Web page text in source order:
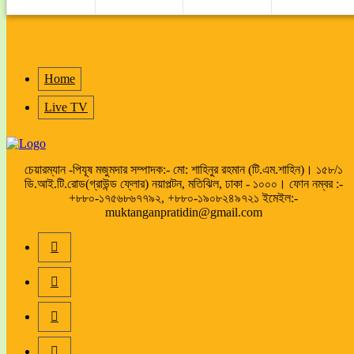
Home
Live TV
চেয়ারম্যান -পিযূষ মজুমদার সম্পাদক:- মো: শাহিনুর রহমান (টি.এম.শাহিন)। ১৫৮/১
ডি.আই.টি.রোড(গ্রাউন্ড ফ্লোর) নয়াপল্টন, মতিঝিল, ঢাকা - ১০০০। ফোন নম্বর :-
+৮৮০-১৭৫৬৮৬৭৭৯২, +৮৮০-১৯০৮২৪৯৭২১ ইমেইল:-
muktanganpratidin@gmail.com